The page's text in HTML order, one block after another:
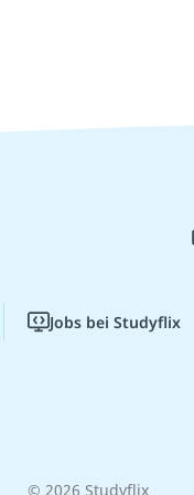
Jobs bei Studyflix
© 2026 Studyflix